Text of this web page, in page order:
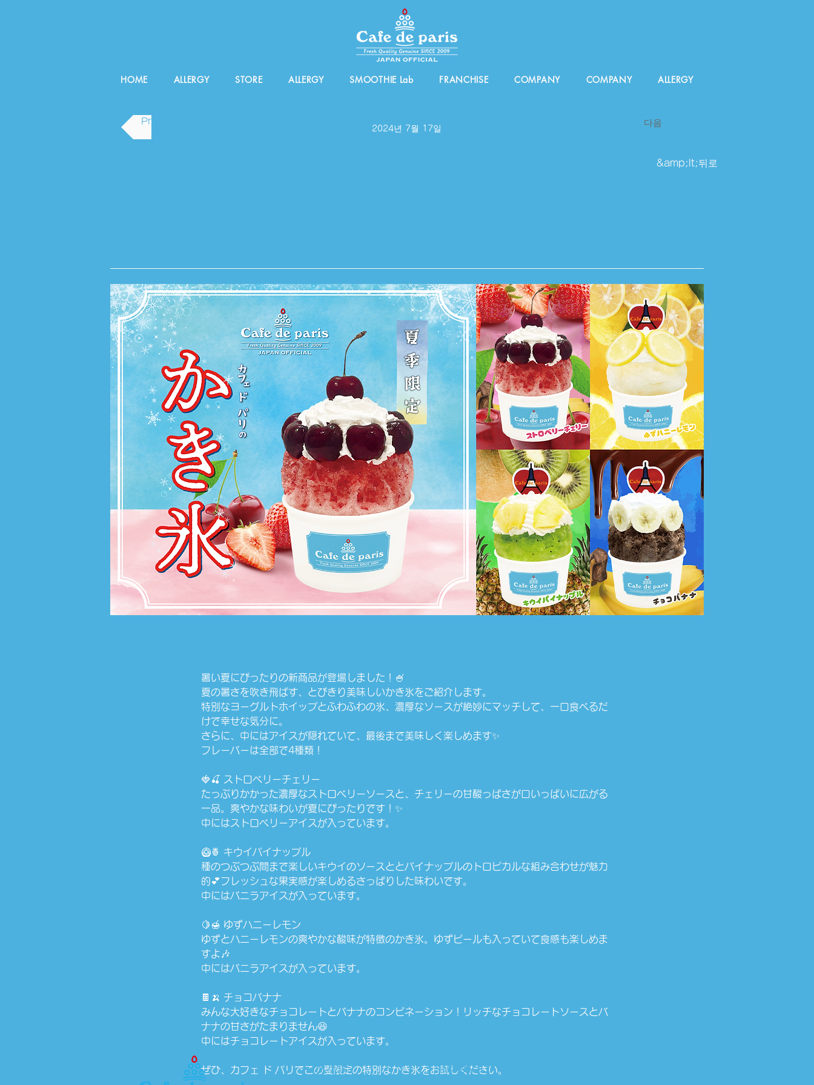
HOME ALLERGY STORE ALLERGY SMOOTHIE Lab FRANCHISE COMPANY COMPANY ALLERGY
Previous
2024년 7월 17일
다음
&amp;lt;뒤로
暑い夏にぴったりの新商品が登場しました！🍧
夏の暑さを吹き飛ばす、とびきり美味しいかき氷をご紹介します。
特別なヨーグルトホイップとふわふわの氷、濃厚なソースが絶妙にマッチして、一口食べるだ
けで幸せな気分に。
さらに、中にはアイスが隠れていて、最後まで美味しく楽しめます✨
フレーバーは全部で4種類！
🍓🍒 ストロベリーチェリー
たっぷりかかった濃厚なストロベリーソースと、チェリーの甘酸っぱさが口いっぱいに広がる
一品。爽やかな味わいが夏にぴったりです！✨
中にはストロベリーアイスが入っています。
🥝🍍 キウイパイナップル
種のつぶつぶ間まで楽しいキウイのソースととパイナップルのトロピカルな組み合わせが魅力
的💕フレッシュな果実感が楽しめるさっぱりした味わいです。
中にはバニラアイスが入っています。
🍋🍯 ゆずハニーレモン
ゆずとハニーレモンの爽やかな酸味が特徴のかき氷。ゆずピールも入っていて食感も楽しめま
すよ🎶
中にはバニラアイスが入っています。
🍫🍌 チョコバナナ
みんな大好きなチョコレートとバナナのコンビネーション！リッチなチョコレートソースとバ
ナナの甘さがたまりません😆
中にはチョコレートアイスが入っています。
ぜひ、カフェ ド パリでこの夏限定の特別なかき氷をお試しください。
HOME
RECRUIT